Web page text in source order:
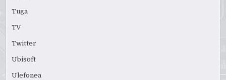
Tuga
TV
Twitter
Ubisoft
Ulefonea